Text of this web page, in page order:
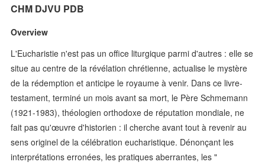
CHM DJVU PDB
Overview
L'Eucharistie n'est pas un office liturgique parmi d'autres : elle se
situe au centre de la révélation chrétienne, actualise le mystère
de la rédemption et anticipe le royaume à venir. Dans ce livre-
testament, terminé un mois avant sa mort, le Père Schmemann
(1921-1983), théologien orthodoxe de réputation mondiale, ne
fait pas qu'œuvre d'historien : il cherche avant tout à revenir au
sens originel de la célébration eucharistique. Dénonçant les
interprétations erronées, les pratiques aberrantes, les "